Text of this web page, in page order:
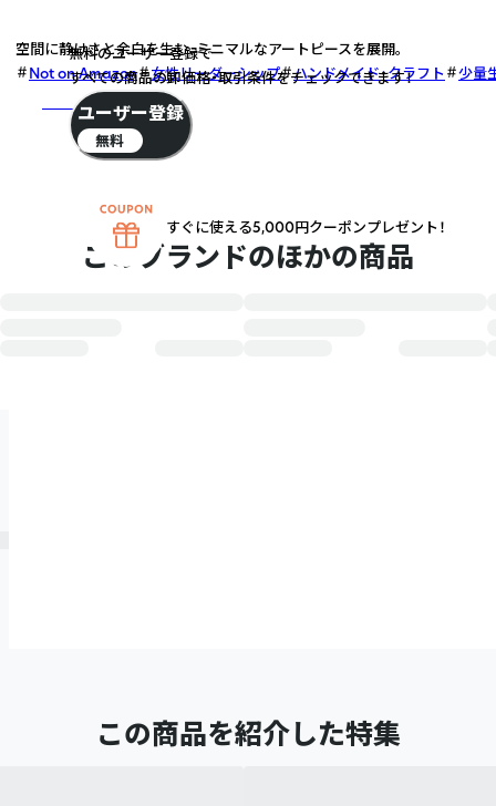
空間に静けさと余白を生む、ミニマルなアートピースを展開。
Not on Amazon
女性リーダーシップ ハンドメイド・クラフト
少量
さらに詳しく
このブランドのほかの商品
この商品を紹介した特集
無料のユーザー登録で
すべての商品の卸価格・取引条件をチェックできます！
ユーザー登録
無料
すぐに使える5,000円クーポンプレゼント！